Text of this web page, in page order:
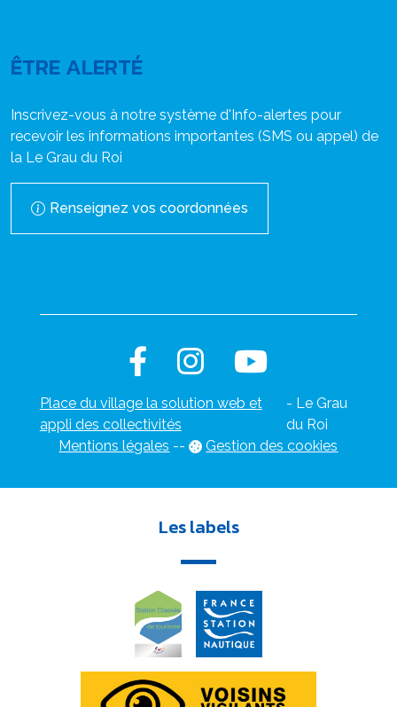
ÊTRE ALERTÉ
Inscrivez-vous à notre système d'Info-alertes pour
recevoir les informations importantes (SMS ou appel) de
la Le Grau du Roi
Renseignez vos coordonnées
Place du village la solution web et
appli des collectivités
- Le Grau
du Roi
Mentions légales -- Gestion des cookies
Les labels